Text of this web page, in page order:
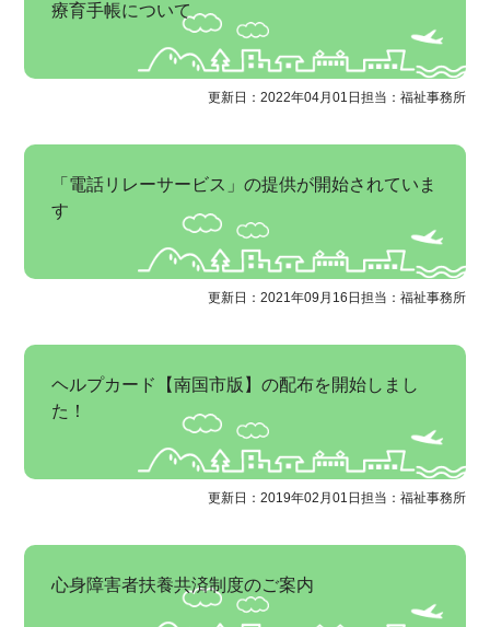
療育手帳について
更新日：2022年04月01日 担当：福祉事務所
「電話リレーサービス」の提供が開始されていま
す
更新日：2021年09月16日 担当：福祉事務所
ヘルプカード【南国市版】の配布を開始しまし
た！
更新日：2019年02月01日 担当：福祉事務所
心身障害者扶養共済制度のご案内